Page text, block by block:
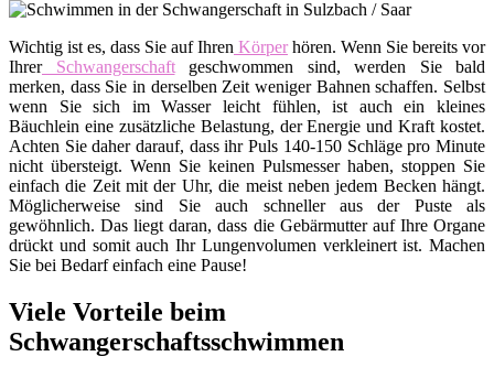
Wichtig ist es, dass Sie auf Ihren Körperhören. Wenn Sie bereits vor
IhrerSchwangerschaftgeschwommen sind, werden Sie bald
merken, dass Sie in derselben Zeit weniger Bahnen schaffen. Selbst
wenn Sie sich im Wasser leicht fühlen, ist auch ein kleines
Bäuchlein eine zusätzliche Belastung, der Energie und Kraft kostet.
Achten Sie daher darauf, dass ihr Puls 140-150 Schläge pro Minute
nicht übersteigt. Wenn Sie keinen Pulsmesser haben, stoppen Sie
einfach die Zeit mit der Uhr, die meist neben jedem Becken hängt.
Möglicherweise sind Sie auch schneller aus der Puste als
gewöhnlich. Das liegt daran, dass die Gebärmutter auf Ihre Organe
drückt und somit auch Ihr Lungenvolumen verkleinert ist. Machen
Sie bei Bedarf einfach eine Pause!
Viele Vorteile beim
Schwangerschaftsschwimmen